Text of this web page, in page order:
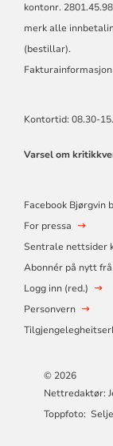
kontonr.
merk alle
(bestillar).
Fakturainformasjon
Kontortid: 08.30-
Varsel om
Facebook Bjørgvin
For pressa
Sentrale nettsider
Abonnér på nytt
Logg inn (red.)
Personvern
© 2026
Nettredaktør:
Toppfoto: